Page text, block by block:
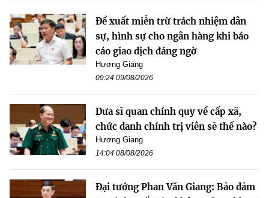
Đề xuất miễn trừ trách nhiệm dân
sự, hình sự cho ngân hàng khi báo
cáo giao dịch đáng ngờ
Hương Giang
09:24 09/08/2026
Đưa sĩ quan chính quy về cấp xã,
chức danh chính trị viên sẽ thế nào?
Hương Giang
14:04 08/08/2026
Đại tướng Phan Văn Giang: Bảo đảm